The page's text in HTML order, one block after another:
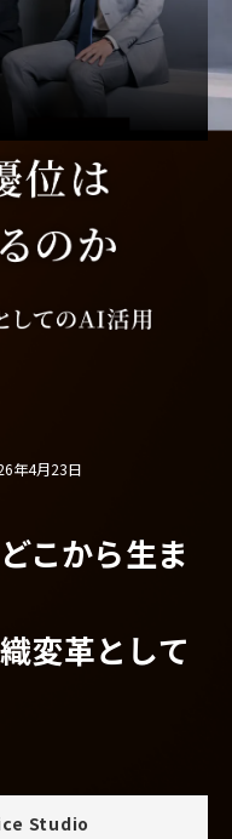
年4月23日
こから生ま
変革として
Studio